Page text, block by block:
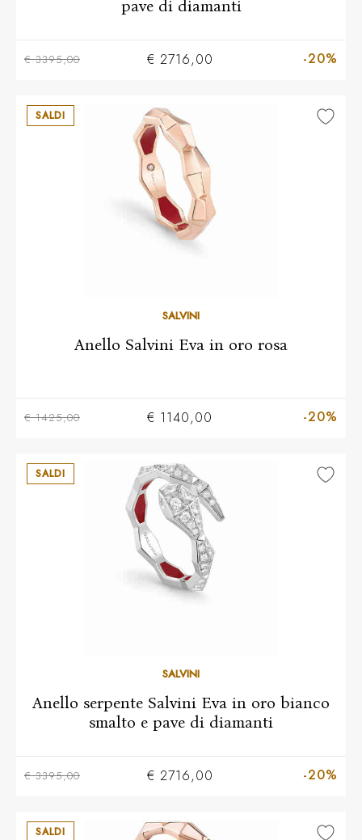
pave di diamanti
€ 3395,00 € 2716,00 -20%
SALDI
15 16
SALVINI
Anello Salvini Eva in oro rosa
€ 1425,00 € 1140,00 -20%
SALDI
15 16
SALVINI
Anello serpente Salvini Eva in oro bianco
smalto e pave di diamanti
€ 3395,00 € 2716,00 -20%
SALDI